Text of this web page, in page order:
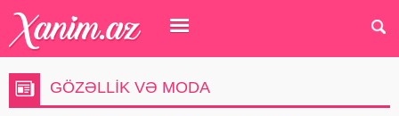
GÖZƏLLIK VƏ MODA